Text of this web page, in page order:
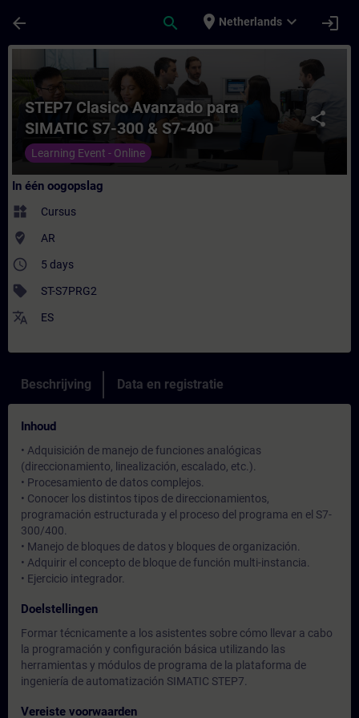
arrow_back search place Netherlands expand_more login
Cursus - STEP7 Clasico Avanzado para
share
STEP7 Clasico Avanzado para
SIMATIC S7-300 & S7-400
Learning Event - Online
In één oogopslag
widgets Cursus
where_to_vote AR
access_time 5 days
sell ST-S7PRG2
translate ES
Beschrijving Data en registratie
Inhoud
• Adquisición de manejo de funciones analógicas
(direccionamiento, linealización, escalado, etc.).
• Procesamiento de datos complejos.
• Conocer los distintos tipos de direccionamientos,
programación estructurada y el proceso del programa en el S7-
300/400.
• Manejo de bloques de datos y bloques de organización.
• Adquirir el concepto de bloque de función multi-instancia.
• Ejercicio integrador.
Doelstellingen
Formar técnicamente a los asistentes sobre cómo llevar a cabo
la programación y configuración básica utilizando las
herramientas y módulos de programa de la plataforma de
ingeniería de automatización SIMATIC STEP7.
Vereiste voorwaarden